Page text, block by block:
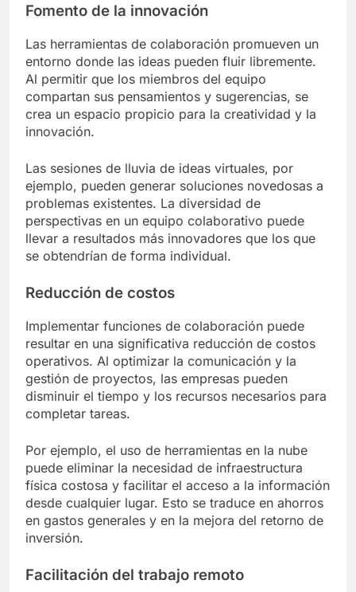
Fomento de la innovación
Las herramientas de colaboración promueven un
entorno donde las ideas pueden fluir libremente.
Al permitir que los miembros del equipo
compartan sus pensamientos y sugerencias, se
crea un espacio propicio para la creatividad y la
innovación.
Las sesiones de lluvia de ideas virtuales, por
ejemplo, pueden generar soluciones novedosas a
problemas existentes. La diversidad de
perspectivas en un equipo colaborativo puede
llevar a resultados más innovadores que los que
se obtendrían de forma individual.
Reducción de costos
Implementar funciones de colaboración puede
resultar en una significativa reducción de costos
operativos. Al optimizar la comunicación y la
gestión de proyectos, las empresas pueden
disminuir el tiempo y los recursos necesarios para
completar tareas.
Por ejemplo, el uso de herramientas en la nube
puede eliminar la necesidad de infraestructura
física costosa y facilitar el acceso a la información
desde cualquier lugar. Esto se traduce en ahorros
en gastos generales y en la mejora del retorno de
inversión.
Facilitación del trabajo remoto